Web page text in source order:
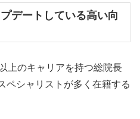
デートしている高い向
上のキャリアを持つ総院長
ペシャリストが多く在籍する